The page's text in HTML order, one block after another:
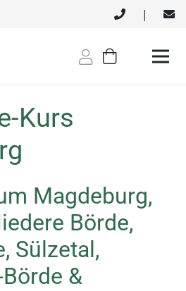
|
Kurs
Magdeburg,
Börde,
Sülzetal,
&